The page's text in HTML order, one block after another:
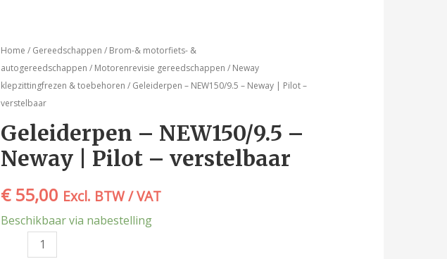
Home / Gereedschappen / Brom-& motorfiets- &
autogereedschappen / Motorenrevisie gereedschappen / Neway
klepzittingfrezen & toebehoren / Geleiderpen – NEW150/9.5 – Neway | Pilot –
verstelbaar
Geleiderpen – NEW150/9.5 –
Neway | Pilot – verstelbaar
€55,00 Excl. BTW / VAT
Beschikbaar via nabestelling
Geleiderpen
-
NEW150/9.5
-
Neway
|
Pilot
verstelbaar